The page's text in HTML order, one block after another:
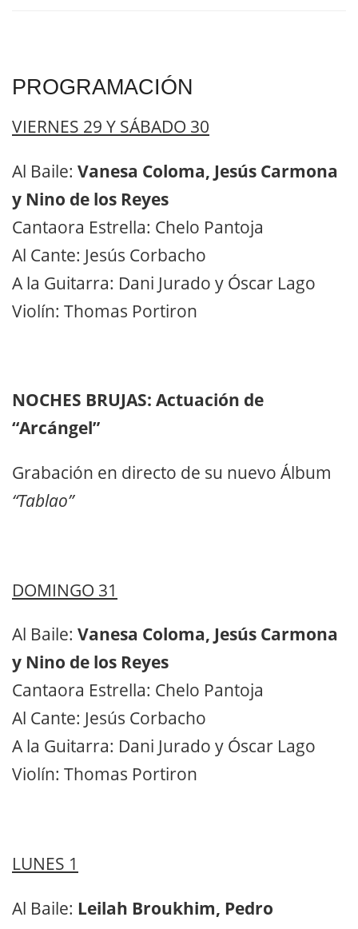
PROGRAMACIÓN
VIERNES 29 Y SÁBADO 30
Al Baile: Vanesa Coloma, Jesús Carmona
y Nino de los Reyes
Cantaora Estrella: Chelo Pantoja
Al Cante: Jesús Corbacho
A la Guitarra: Dani Jurado y Óscar Lago
Violín: Thomas Portiron
NOCHES BRUJAS: Actuación de
“Arcángel”
Grabación en directo de su nuevo Álbum
“Tablao”
DOMINGO 31
Al Baile: Vanesa Coloma, Jesús Carmona
y Nino de los Reyes
Cantaora Estrella: Chelo Pantoja
Al Cante: Jesús Corbacho
A la Guitarra: Dani Jurado y Óscar Lago
Violín: Thomas Portiron
LUNES 1
Al Baile: Leilah Broukhim, Pedro